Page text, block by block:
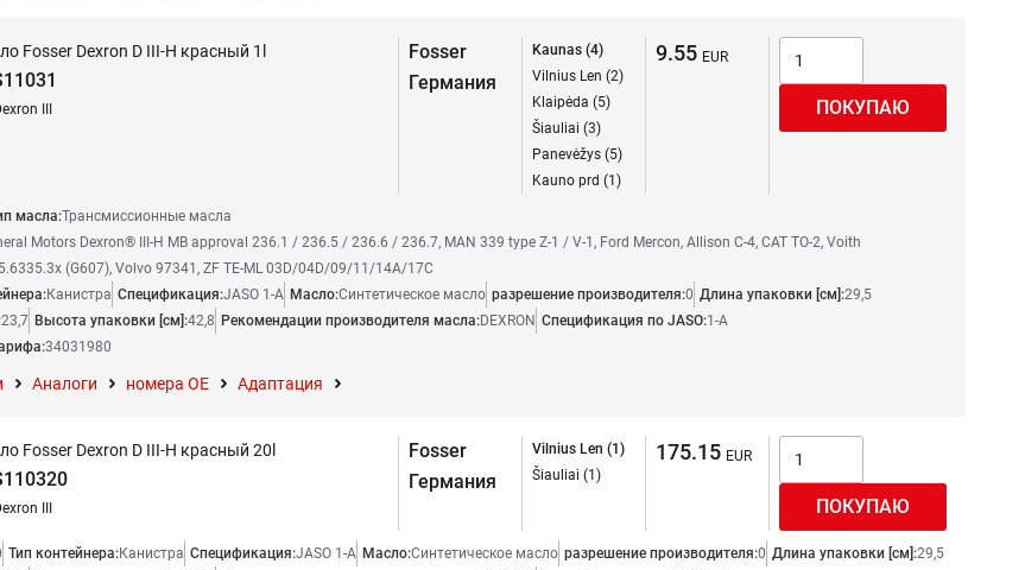
Fosser Dexron D III-H красный 1l
III
Fosser
Германия
Kaunas (4)
Vilnius Len (2)
Klaipėda (5)
Šiauliai (3)
Panevėžys (5)
Kauno prd (1)
9.55
масла:Трансмиссионные масла
Motors Dexron® III-H MB approval 236.1 / 236.5 / 236.6 / 236.7, MAN 339 type Z-1 / V-1, Ford Mercon, Allison C-4, CAT TO-2, Voith
(G607), Volvo 97341, ZF TE-ML 03D/04D/09/11/14A/17C
Канистра Спецификация:JASO 1-A Масло:Синтетическое масло разрешение производителя:0 Длина упаковки [см]:29,5
23,7 Высота упаковки [см]:42,8 Рекомендации производителя масла:DEXRON Спецификация по JASO:1-A
34031980
Аналоги номера ОЕ Адаптация
Fosser Dexron D III-H красный 20l
III
Fosser
Германия
Vilnius Len (1)
Šiauliai (1)
175.15
Тип контейнера:Канистра Спецификация:JASO 1-A Масло:Синтетическое масло разрешение производителя:0 Длина упаковки [см]:29,5